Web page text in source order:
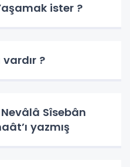
ister ?
?
Sîsebân
yazmış